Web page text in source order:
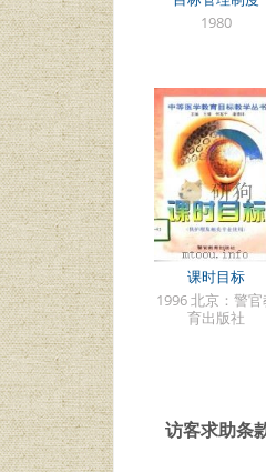
1980
课时目标
1996 北京：警官
育出版社
访客求助条